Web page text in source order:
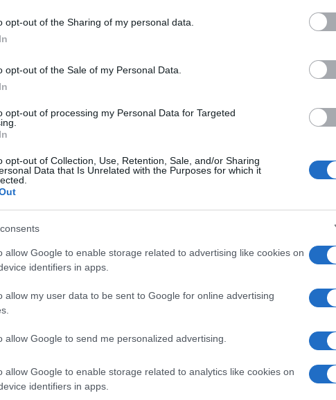
opt-out of the Sharing of my personal data.
opt-out of the Sale of my Personal Data.
opt-out of processing my Personal Data for Targeted
opt-out of Collection, Use, Retention, Sale, and/or Sharing
Data that Is Unrelated with the Purposes for which it
allow Google to enable storage related to advertising like cookies on
identifiers in apps.
allow my user data to be sent to Google for online advertising
allow Google to send me personalized advertising.
allow Google to enable storage related to analytics like cookies on
identifiers in apps.
nella sezione
di GalluraOggi.it
i tuoi video e le tue foto
+39 345 356 7512
news daGoogle News